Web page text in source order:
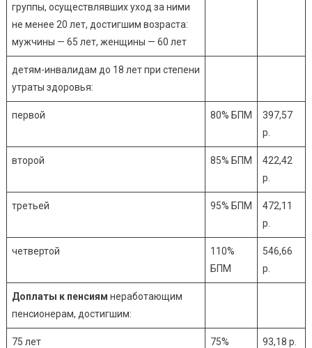
группы, осуществлявших уход за ними
не менее 20 лет, достигшим возраста:
мужчины — 65 лет, женщины — 60 лет
детям-инвалидам до 18 лет при степени
утраты здоровья:
первой 80% БПМ
397,57
р.
второй 85% БПМ
422,42
р.
третьей 95% БПМ
472,11
р.
четвертой
110%
БПМ
546,66
р.
Доплаты к пенсиям неработающим
пенсионерам, достигшим:
75 лет
75%
93,18 р.